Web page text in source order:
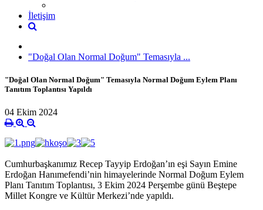
İletişim
"Doğal Olan Normal Doğum" Temasıyla ...
"Doğal Olan Normal Doğum" Temasıyla Normal Doğum Eylem Planı
Tanıtım Toplantısı Yapıldı
04 Ekim 2024
Cumhurbaşkanımız Recep Tayyip Erdoğan’ın eşi Sayın Emine
Erdoğan Hanımefendi’nin himayelerinde Normal Doğum Eylem
Planı Tanıtım Toplantısı, 3 Ekim 2024 Perşembe günü Beştepe
Millet Kongre ve Kültür Merkezi’nde yapıldı.